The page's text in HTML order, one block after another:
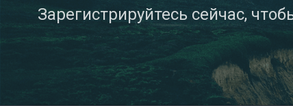
Зарегистрируйтесь сейчас,